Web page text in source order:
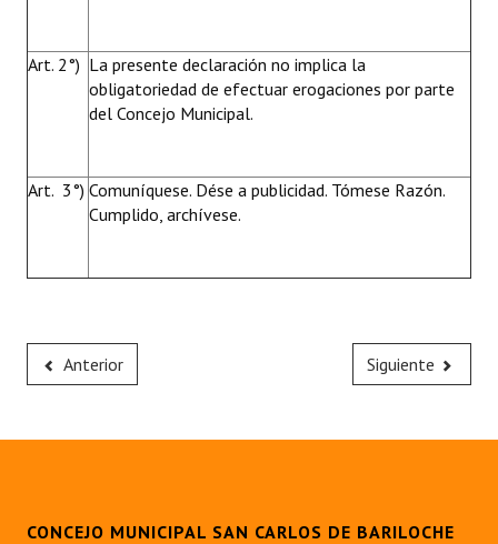
Art. 2°) La presente declaración no implica la
obligatoriedad de efectuar erogaciones por parte
del Concejo Municipal.
Art. 3°) Comuníquese. Dése a publicidad. Tómese Razón.
Cumplido, archívese.
Anterior Siguiente
CONCEJO MUNICIPAL SAN CARLOS DE BARILOCHE